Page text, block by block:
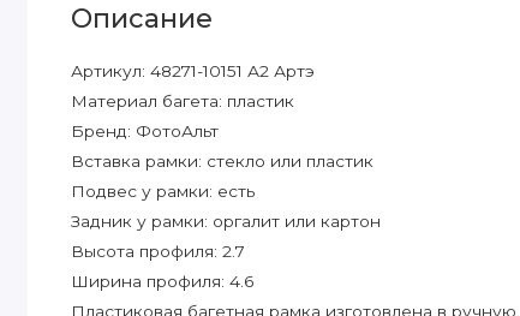
Описание
Артикул: 48271-10151 А2 Артэ
Материал багета: пластик
Бренд: ФотоАльт
Вставка рамки: стекло или пластик
Подвес у рамки: есть
Задник у рамки: оргалит или картон
Высота профиля: 2.7
Ширина профиля: 4.6
Пластиковая багетная рамка изготовлена в ручную.